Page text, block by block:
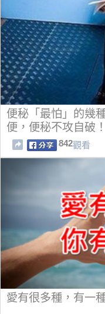
便秘「最怕」的幾
便，便秘不攻自破！
842觀看
愛有很多種，有一